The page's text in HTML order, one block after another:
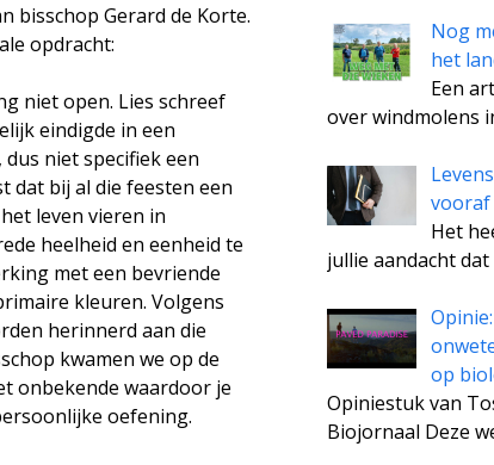
bisschop Gerard de Korte.
opdracht:
niet open. Lies schreef
eindigde in een
niet specifiek een
dat bij al die feesten een
leven vieren in
heelheid en eenheid te
met een bevriende
kleuren. Volgens
herinnerd aan die
kwamen we op de
onbekende waardoor je
oefening.
Nog
het
Een
over windmolens
vooraf
Het
jullie aandacht dat
Opinie:
op
Opiniestuk van
Biojornaal Deze